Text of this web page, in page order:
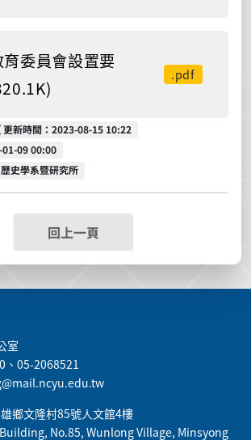
委員會設置要
.pdf
更新時間
更新時間：2023-08-15 10:22
01-09 00:00
史學系暨研究所
回上一頁
室
、05-2068521
鄉文隆村85號人文館4樓
No.85, Wunlong Village, Minsyong